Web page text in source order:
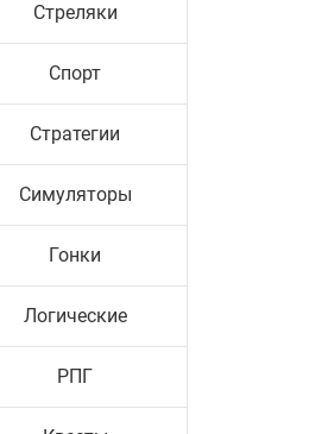
Стреляки
Спорт
Стратегии
Симуляторы
Гонки
Логические
РПГ